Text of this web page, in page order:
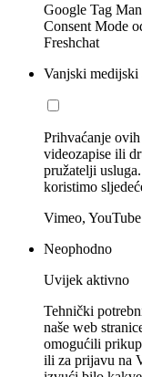
Google Tag
Consent Mode
Freshchat
Vanjski medijski
Prihvaćanje
videozapise ili
pružatelji
koristimo
Vimeo, YouTube
Neophodno
Uvijek aktivno
Tehnički
naše web
omogućili
ili za prijavu na